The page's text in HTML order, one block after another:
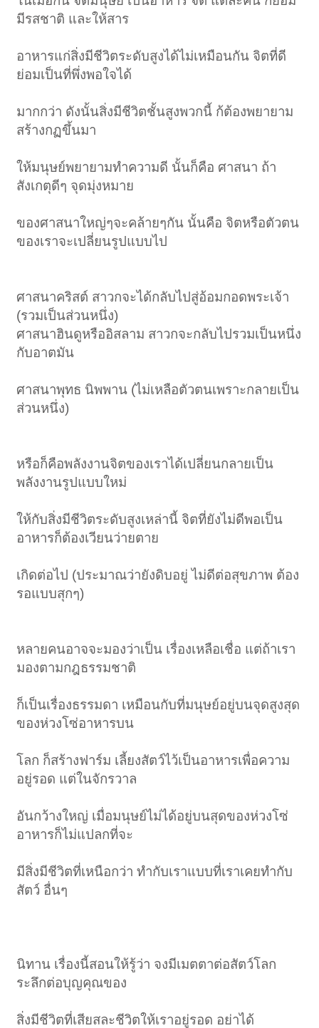
มีรสชาติ และให้สาร
อาหารแก่สิ่งมีชีวิตระดับสูงได้ไม่เหมือนกัน จิตที่ดี
ย่อมเป็นที่พึ่งพอใจได้
มากกว่า ดังนั้นสิ่งมีชีวิตชั้นสูงพวกนี้ ก้ต้องพยายาม
สร้างกฏขึ้นมา
ให้มนุษย์พยายามทำความดี นั้นก็คือ ศาสนา ถ้า
สังเกตุดีๆ จุดมุ่งหมาย
ของศาสนาใหญ่ๆจะคล้ายๆกัน นั้นคือ จิตหรือตัวตน
ของเราจะเปลี่ยนรูปแบบไป
ศาสนาคริสต์ สาวกจะได้กลับไปสู่อ้อมกอดพระเจ้า
(รวมเป็นส่วนหนึ่ง)
ศาสนาฮินดูหรืออิสลาม สาวกจะกลับไปรวมเป็นหนึ่ง
กับอาตมัน
ศาสนาพุทธ นิพพาน (ไม่เหลือตัวตนเพราะกลายเป็น
ส่วนหนึ่ง)
หรือก็คือพลังงานจิตของเราได้เปลี่ยนกลายเป็น
พลังงานรูปแบบใหม่
ให้กับสิ่งมีชีวิตระดับสูงเหล่านี้ จิตที่ยังไม่ดีพอเป็น
อาหารก็ต้องเวียนว่ายตาย
เกิดต่อไป (ประมาณว่ายังดิบอยู่ ไม่ดีต่อสุขภาพ ต้อง
รอแบบสุกๆ)
หลายคนอาจจะมองว่าเป็น เรื่องเหลือเชื่อ แต่ถ้าเรา
มองตามกฎธรรมชาติ
ก็เป็นเรื่องธรรมดา เหมือนกับที่มนุษย์อยู่บนจุดสูงสุด
ของห่วงโซ่อาหารบน
โลก ก็สร้างฟาร์ม เลี้ยงสัตว์ไว้เป็นอาหารเพื่อความ
อยู่รอด แต่ในจักรวาล
อันกว้างใหญ่ เมื่อมนุษย์ไม่ได้อยู่บนสุดของห่วงโซ่
อาหารก็ไม่แปลกที่จะ
มีสิ่งมีชีวิตที่เหนือกว่า ทำกับเราแบบที่เราเคยทำกับ
สัตว์ อื่นๆ
นิทาน เรื่องนี้สอนให้รู้ว่า จงมีเมตตาต่อสัตว์โลก
ระลึกต่อบุญคุณของ
สิ่งมีชีวิตที่เสียสละชีวิตให้เราอยู่รอด อย่าได้